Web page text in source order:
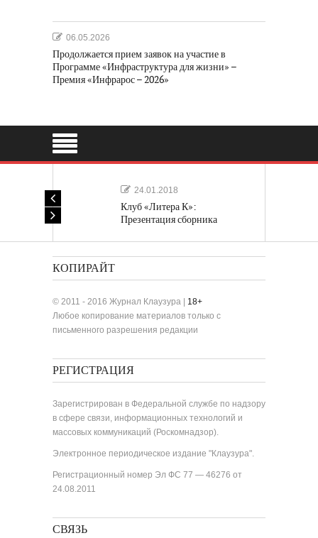
06.05.2026
Продолжается прием заявок на участие в
Программе «Инфраструктура для жизни» –
Премия «Инфрарос – 2026»
24.01.2018
Клуб «Литера К»:
Презентация сборника
КОПИРАЙТ
© 2011 - 2016 Журнал Клаузура | 18+
Любое копирование материалов только с
письменного разрешения редакции
РЕГИСТРАЦИЯ
Зарегистрирован в Федеральной службе по надзору
в сфере связи, информационных технологий и
массовых коммуникаций (Роскомнадзор).
Электронное периодическое издание "Клаузура".
Регистрационный номер Эл ФС 77 — 46276 от
24.08.2011
СВЯЗЬ